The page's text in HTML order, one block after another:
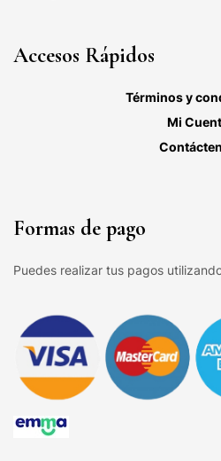
Accesos Rápidos
Términos y
Mi
Formas de pago
Puedes realizar tus pagos